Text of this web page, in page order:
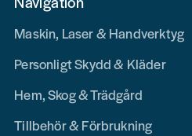
Maskin, Laser & Handverktyg
Personligt Skydd & Kläder
Hem, Skog & Trädgård
Tillbehör & Förbrukning